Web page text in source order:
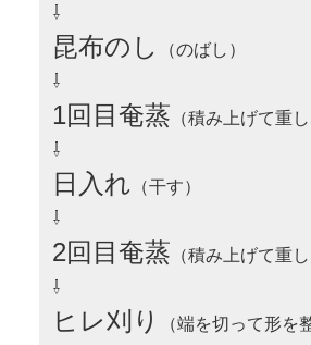
⇩
昆布のし
（のばし）
⇩
1回目奄蒸 （積み上げて重
⇩
日入れ （干す）
⇩
2回目奄蒸 （積み上げて重
⇩
ヒレ刈り
（端を切って形を